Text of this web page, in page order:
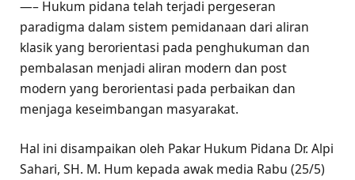
—– Hukum pidana telah terjadi pergeseran
paradigma dalam sistem pemidanaan dari aliran
klasik yang berorientasi pada penghukuman dan
pembalasan menjadi aliran modern dan post
modern yang berorientasi pada perbaikan dan
menjaga keseimbangan masyarakat.
Hal ini disampaikan oleh Pakar Hukum Pidana Dr. Alpi
Sahari, SH. M. Hum kepada awak media Rabu (25/5)